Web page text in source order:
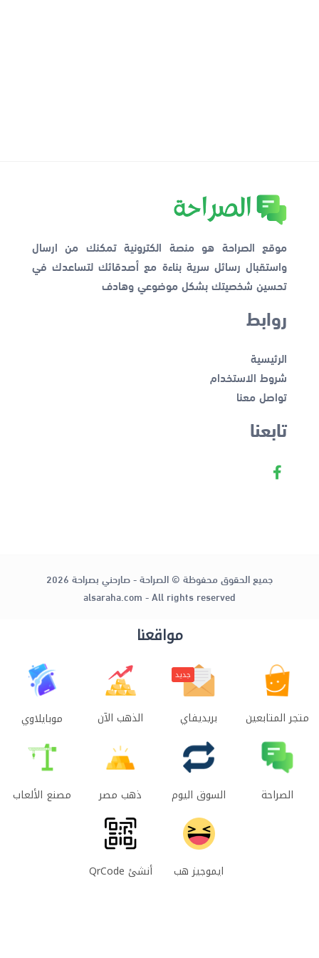
موقع الصراحة هو منصة الكترونية تمكنك من ارسال
واستقبال رسائل سرية بناءة مع أصدقائك لتساعدك في
تحسين شخصيتك بشكل موضوعي وهادف
روابط
الرئيسية
شروط الاستخدام
تواصل معنا
تابعنا
جميع الحقوق محفوظة © الصراحة - صارحني بصراحة 2026
alsaraha.com - All rights reserved